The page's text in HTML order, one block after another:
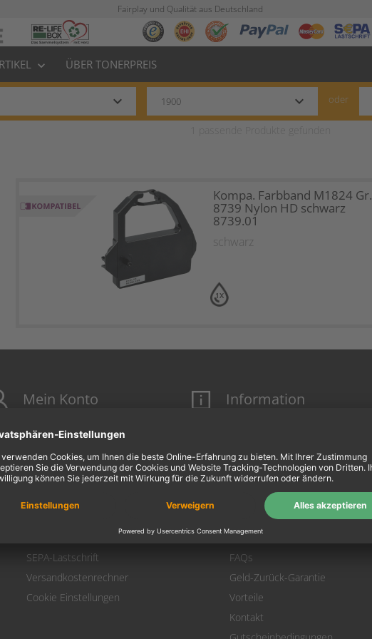
Fairplay und Qualität aus Deutschland
keyboard_arrow_down ÜBER TONERPREIS
keyboard_arrow_down keyboard_arrow_down oder
1X
Kompa. Farbband M1824 Gr.
8739 Nylon HD schwarz
8739.01
schwarz
Mein Konto
Mein Konto
Login
Warenkorb
SEPA-Lastschrift
Versandkostenrechner
Cookie Einstellungen
Information
AGB
Datenschutz
Widerrufsbelehrung
Hausmarken-Garantie
Impressum
FAQs
Geld-Zurück-Garantie
Vorteile
Kontakt